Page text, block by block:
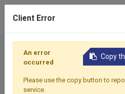
首頁 支援服務 最新消息
2024 國際半
Client Error
Copy
An error
occurred
Please use the copy button to
service.